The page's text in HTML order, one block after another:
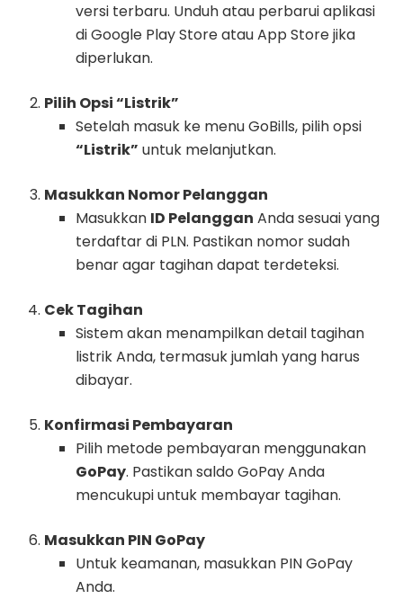
versi terbaru. Unduh atau perbarui aplikasi
di Google Play Store atau App Store jika
diperlukan.
Pilih Opsi “Listrik”
Setelah masuk ke menu GoBills, pilih opsi
“Listrik” untuk melanjutkan.
Masukkan Nomor Pelanggan
Masukkan ID Pelanggan Anda sesuai yang
terdaftar di PLN. Pastikan nomor sudah
benar agar tagihan dapat terdeteksi.
Cek Tagihan
Sistem akan menampilkan detail tagihan
listrik Anda, termasuk jumlah yang harus
dibayar.
Konfirmasi Pembayaran
Pilih metode pembayaran menggunakan
GoPay. Pastikan saldo GoPay Anda
mencukupi untuk membayar tagihan.
Masukkan PIN GoPay
Untuk keamanan, masukkan PIN GoPay
Anda.